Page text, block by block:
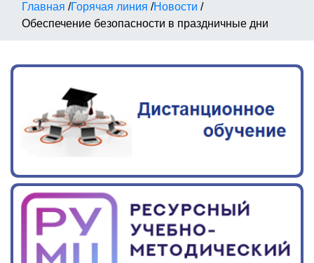
Главная /Горячая линия /Новости /
Обеспечение безопасности в праздничные дни